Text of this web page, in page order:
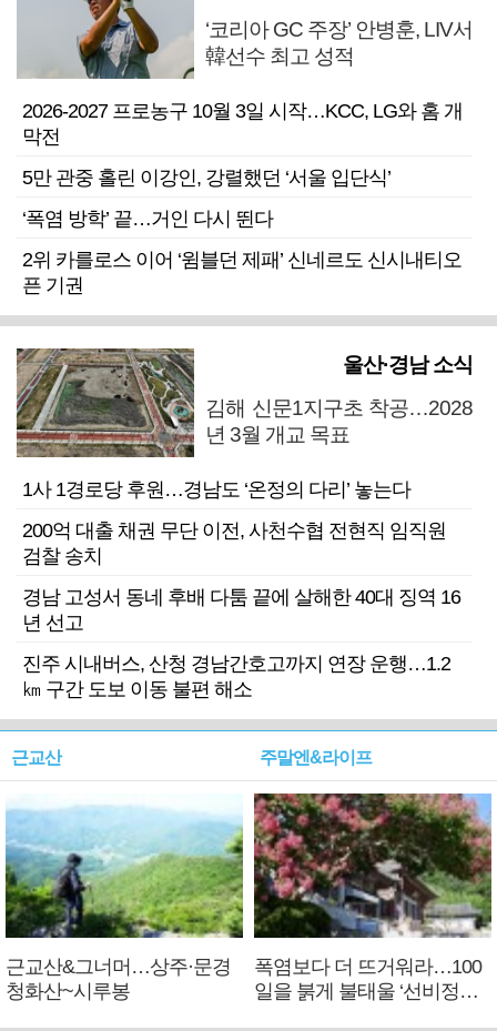
‘코리아 GC 주장’ 안병훈, LIV서
韓선수 최고 성적
2026-2027 프로농구 10월 3일 시작…KCC, LG와 홈 개
막전
5만 관중 홀린 이강인, 강렬했던 ‘서울 입단식’
‘폭염 방학’ 끝…거인 다시 뛴다
2위 카를로스 이어 ‘윔블던 제패’ 신네르도 신시내티오
픈 기권
울산·경남 소식
김해 신문1지구초 착공…2028
년 3월 개교 목표
1사 1경로당 후원…경남도 ‘온정의 다리’ 놓는다
200억 대출 채권 무단 이전, 사천수협 전현직 임직원
검찰 송치
경남 고성서 동네 후배 다툼 끝에 살해한 40대 징역 16
년 선고
진주 시내버스, 산청 경남간호고까지 연장 운행…1.2
㎞ 구간 도보 이동 불편 해소
근교산
근교산&그너머…상주·문경
청화산~시루봉
주말엔&라이프
폭염보다 더 뜨거워라…100
일을 붉게 불태울 ‘선비정신’